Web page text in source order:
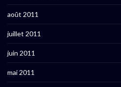
août 2011
juillet 2011
juin 2011
mai 2011